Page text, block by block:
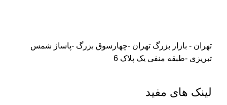
تهران - بازار بزرگ تهران -چهارسوق بزرگ -پاساژ شمس
تبریزی -طبقه منفی یک پلاک 6
لینک های مفید